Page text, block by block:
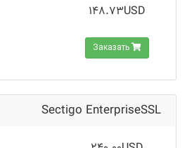
148.73USD
Заказать
Sectigo EnterpriseSSL